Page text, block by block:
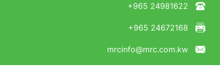
+965 24981622
+965 24672168
mrcinfo@mrc.com.kw